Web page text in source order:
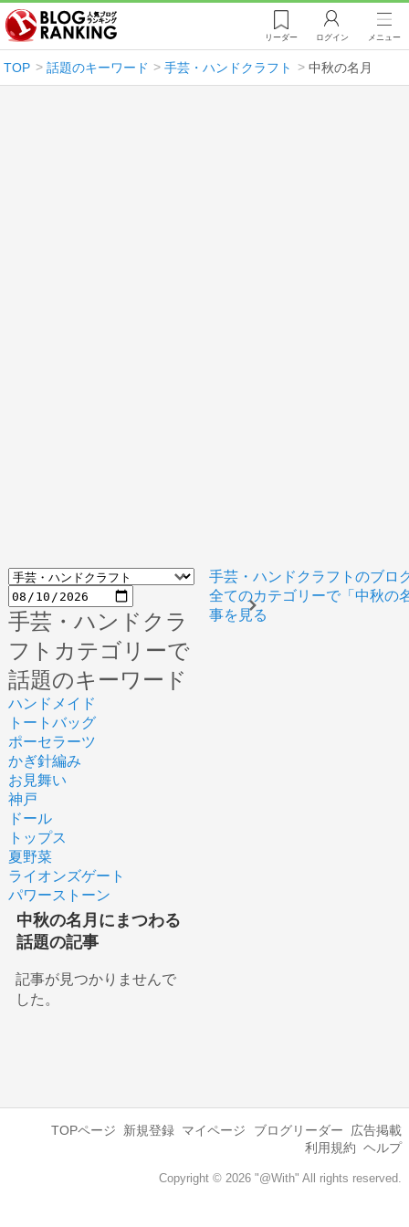
リーダー ログイン メニュー
TOP 話題のキーワード 手芸・ハンドクラフト 中秋の名月
手芸・ハンドクラ
フトカテゴリーで
話題のキーワード
ハンドメイド
トートバッグ
ポーセラーツ
かぎ針編み
お見舞い
神戸
ドール
トップス
夏野菜
ライオンズゲート
パワーストーン
中秋の名月にまつわる
話題の記事
記事が見つかりませんで
した。
手芸・ハンドクラフトのブロ
全てのカテゴリーで「中秋の
事を見る
TOPページ 新規登録 マイページ ブログリーダー
広告掲載
利用規約 ヘルプ
Copyright © 2026 "@With" All rights reserved.